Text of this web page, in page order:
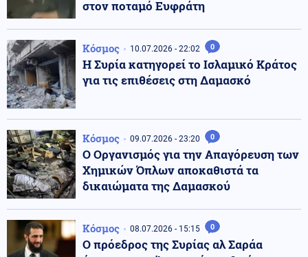
στον ποταμό Ευφράτη
Κόσμος 10.07.2026 - 22:02 0
Η Συρία κατηγορεί το Ισλαμικό Κράτος
για τις επιθέσεις στη Δαμασκό
Κόσμος 09.07.2026 - 23:20 0
Ο Οργανισμός για την Απαγόρευση των
Χημικών Όπλων αποκαθιστά τα
δικαιώματα της Δαμασκού
Κόσμος 08.07.2026 - 15:15 0
Ο πρόεδρος της Συρίας αλ Σαράα